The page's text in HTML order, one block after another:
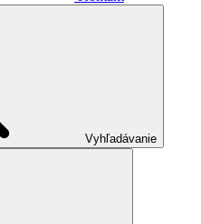
Vyhľadávanie